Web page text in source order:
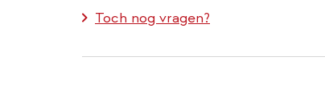
Toch nog vragen?